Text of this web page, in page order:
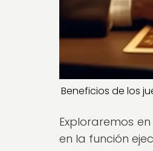
Beneficios de los
Exploraremos
en la función